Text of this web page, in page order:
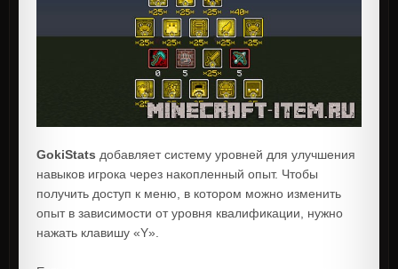
GokiStats добавляет систему уровней для улучшения
навыков игрока через накопленный опыт. Чтобы
получить доступ к меню, в котором можно изменить
опыт в зависимости от уровня квалификации, нужно
нажать клавишу «Y».